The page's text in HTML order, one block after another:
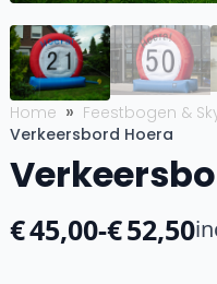
Home Feestbogen &
Verkeersbord Hoera
€45,00-€52,50
Prijsklasse: